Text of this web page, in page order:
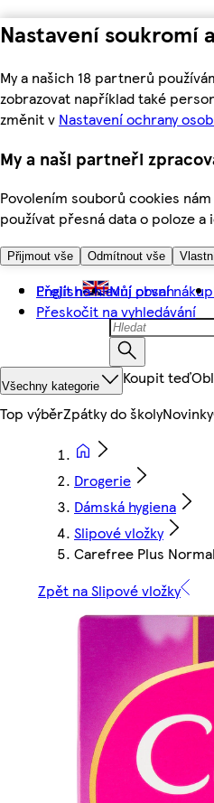
Nastavení soukromí
My a našich 18 partnerů
zobrazovat například také
změnit v Nastavení ochrany
My a naši partneři
Povolením souborů cookies
používat přesná data o poloze
Přijmout vše Odmítnout vše
Přejít na hlavní obsah
Přeskočit na vyhledávání
English Můj první nákup
Všechny kategorie Koupit teď
Top výběrZpátky do školyNovinky
Drogerie
Dámská hygiena
Slipové vložky
Carefree Plus
Zpět na Slipové vložky